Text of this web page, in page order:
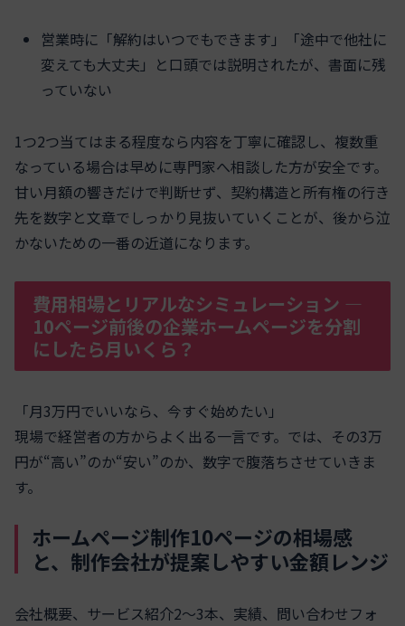
営業時に「解約はいつでもできます」「途中で他社に
変えても大丈夫」と口頭では説明されたが、書面に残
っていない
1つ2つ当てはまる程度なら内容を丁寧に確認し、複数重
なっている場合は早めに専門家へ相談した方が安全です。
甘い月額の響きだけで判断せず、契約構造と所有権の行き
先を数字と文章でしっかり見抜いていくことが、後から泣
かないための一番の近道になります。
費用相場とリアルなシミュレーション ―
10ページ前後の企業ホームページを分割
にしたら月いくら？
「月3万円でいいなら、今すぐ始めたい」
現場で経営者の方からよく出る一言です。では、その3万
円が“高い”のか“安い”のか、数字で腹落ちさせていきま
す。
ホームページ制作10ページの相場感
と、制作会社が提案しやすい金額レンジ
会社概要、サービス紹介2～3本、実績、問い合わせフォ